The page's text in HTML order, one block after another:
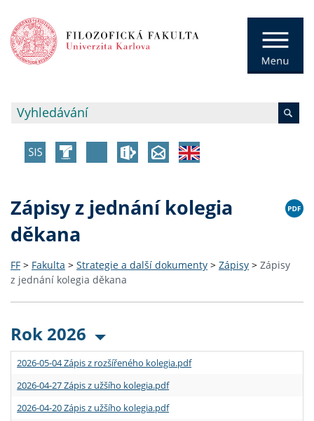
Zápisy z jednání kolegia
děkana
FF > Fakulta > Strategie a další dokumenty > Zápisy > Zápisy
z jednání kolegia děkana
Rok 2026
2026-05-04 Zápis z rozšířeného kolegia.pdf
2026-04-27 Zápis z užšího kolegia.pdf
2026-04-20 Zápis z užšího kolegia.pdf